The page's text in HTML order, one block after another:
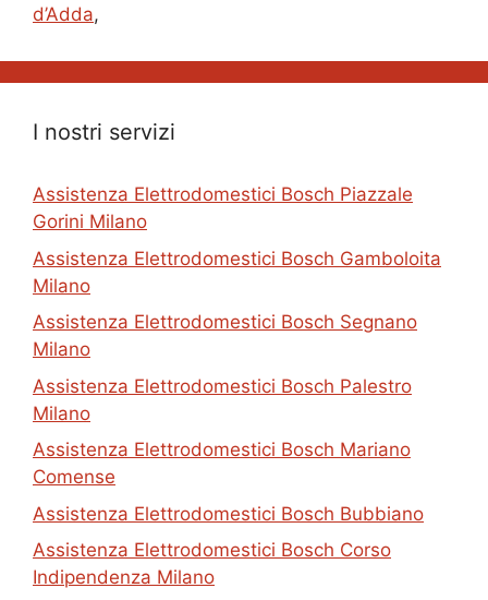
d’Adda,
I nostri servizi
Assistenza Elettrodomestici Bosch Piazzale
Gorini Milano
Assistenza Elettrodomestici Bosch Gamboloita
Milano
Assistenza Elettrodomestici Bosch Segnano
Milano
Assistenza Elettrodomestici Bosch Palestro
Milano
Assistenza Elettrodomestici Bosch Mariano
Comense
Assistenza Elettrodomestici Bosch Bubbiano
Assistenza Elettrodomestici Bosch Corso
Indipendenza Milano